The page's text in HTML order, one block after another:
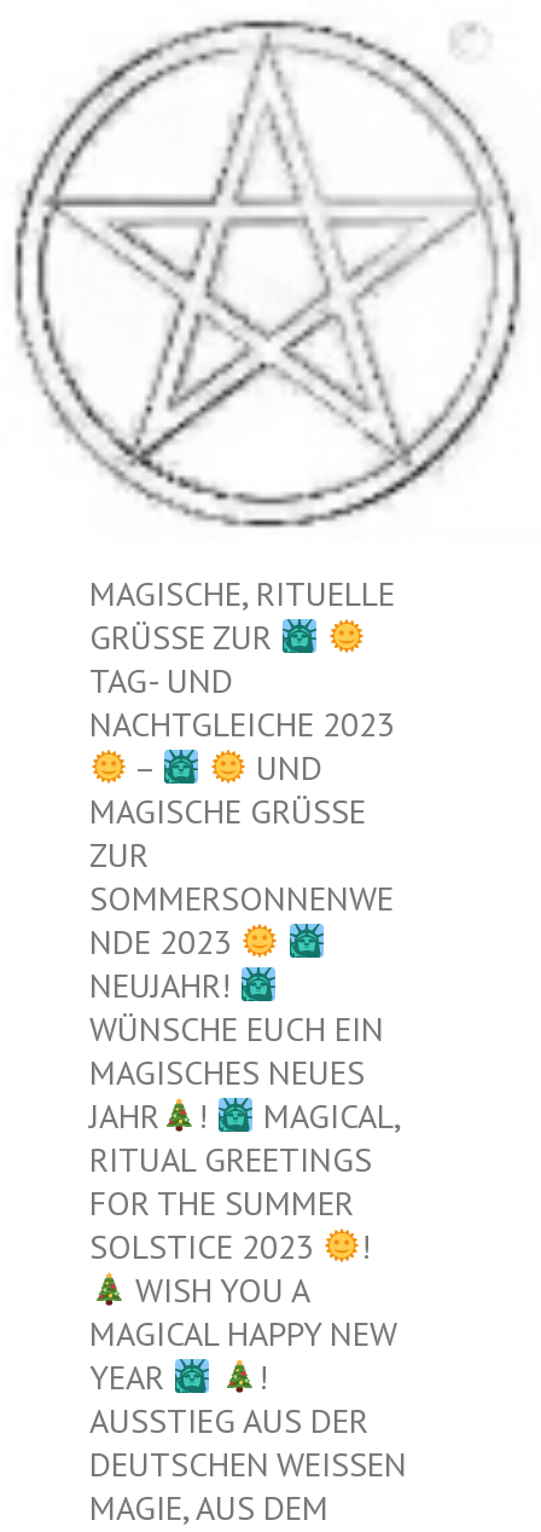
MAGISCHE, RITUELLE
GRÜSSE ZUR
TAG- UND
NACHTGLEICHE 2023
–
UND
MAGISCHE GRÜSSE Z
UR S
OMMERSONNENWEN
DE 2023
NEUJAHR!
WÜNSCHE EUCH EIN
MAGISCHES NEUES
JAHR
!
MAGICAL,
RITUAL GREETINGS
FOR THE SUMMER
SOLSTICE 2023
!
WISH YOU A
MAGICAL HAPPY NEW
YEAR
!
AUSSTIEG AUS DER
DEUTSCHEN WEISSEN M
AGIE, AUS DEM D